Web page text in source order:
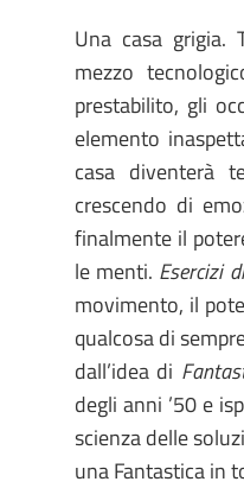
Una casa grigia.
mezzo
prestabilito, gli
elemento
casa diventerà
crescendo di
finalmente il
le menti. Esercizi
movimento, il
qualcosa di
dall’idea di
degli anni ’50 e
scienza delle
una Fantastica in